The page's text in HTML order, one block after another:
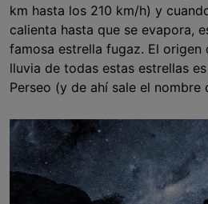
km hasta los 210 km/h) y
calienta hasta que se evapora,
famosa estrella fugaz. El origen
lluvia de todas estas estrellas
Perseo (y de ahí sale el nombre